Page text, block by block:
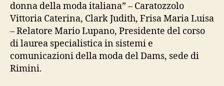
donna della moda italiana” – Caratozzolo
Vittoria Caterina, Clark Judith, Frisa Maria Luisa
– Relatore Mario Lupano, Presidente del corso
di laurea specialistica in sistemi e
comunicazioni della moda del Dams, sede di
Rimini.